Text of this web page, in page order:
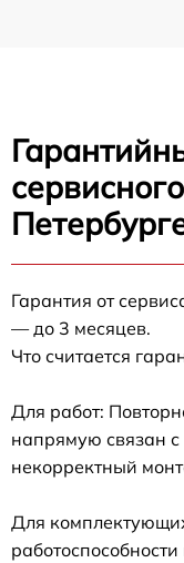
Гарантия от
— до 3 месяцев.
Что считается
Для работ:
напрямую связан
некорректный
Для